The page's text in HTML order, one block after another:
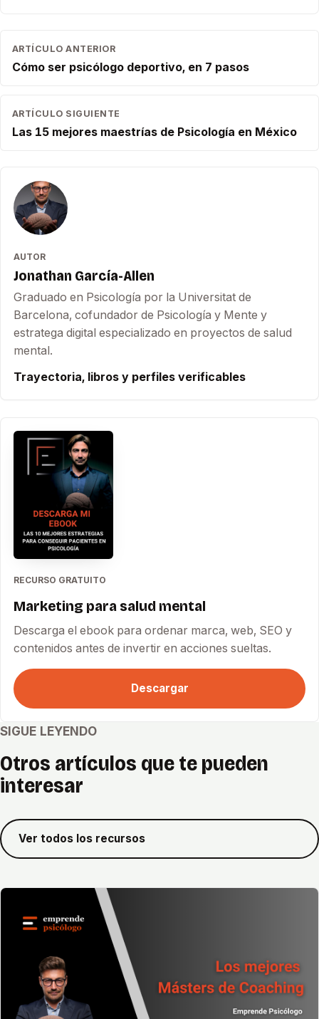
ARTÍCULO ANTERIOR
Cómo ser psicólogo deportivo, en 7 pasos
ARTÍCULO SIGUIENTE
Las 15 mejores maestrías de Psicología en México
AUTOR
Jonathan García-Allen
Graduado en Psicología por la Universitat de
Barcelona, cofundador de Psicología y Mente y
estratega digital especializado en proyectos de salud
mental.
Trayectoria, libros y perfiles verificables
RECURSO GRATUITO
Marketing para salud mental
Descarga el ebook para ordenar marca, web, SEO y
contenidos antes de invertir en acciones sueltas.
Descargar
SIGUE LEYENDO
Otros artículos que te pueden
interesar
Ver todos los recursos